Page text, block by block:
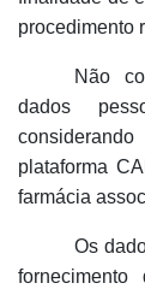
procedimento
Não
dados
plataforma
farmácia
Os